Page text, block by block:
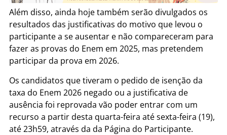
Além disso, ainda hoje também serão divulgados os
resultados das justificativas do motivo que levou o
participante a se ausentar e não compareceram para
fazer as provas do Enem em 2025, mas pretendem
participar da prova em 2026.
Os candidatos que tiveram o pedido de isenção da
taxa do Enem 2026 negado ou a justificativa de
ausência foi reprovada vão poder entrar com um
recurso a partir desta quarta-feira até sexta-feira (19),
até 23h59, através da da Página do Participante.